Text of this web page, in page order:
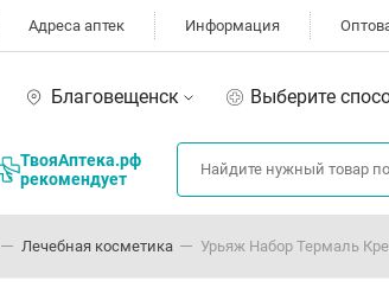
Адреса аптек Информация
Благовещенск Выберите
ТвояАптека.рф
рекомендует
Лечебная косметика Урьяж Набор Термаль